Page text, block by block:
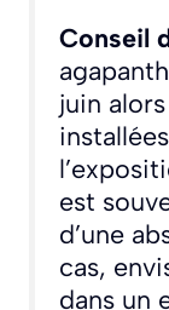
Conseil
juin
est
d’une
cas,
dans un